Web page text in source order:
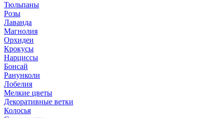
Тюльпаны
Розы
Лаванда
Магнолия
Орхидеи
Крокусы
Нарциссы
Бонсай
Ранунколи
Лобелия
Мелкие цветы
Декоративные ветки
Колосья